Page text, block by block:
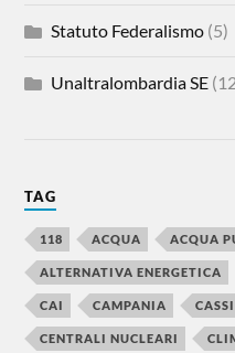
Statuto Federalismo (5)
Unaltralombardia SE
TAG
118 ACQUA ACQUA
ALTERNATIVA ENERGETICA
CAI CAMPANIA
CENTRALI NUCLEARI